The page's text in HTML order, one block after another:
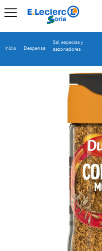
Inicio Despensa
Sal, especias y
sazonadores